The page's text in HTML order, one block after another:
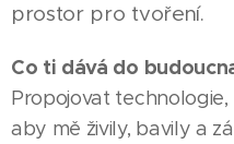
prostor pro tvoření.
Co ti dává do
Propojovat
aby mě živily, bavily a